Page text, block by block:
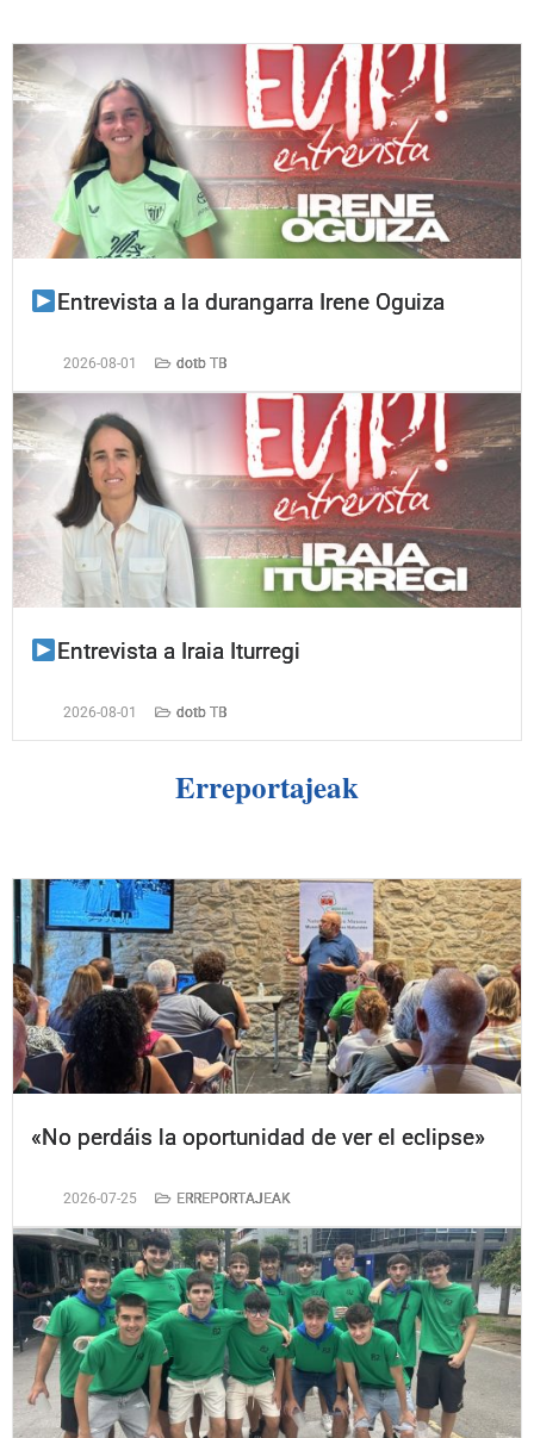
Entrevista a la durangarra Irene Oguiza
2026-08-01 dotb TB
Entrevista a Iraia Iturregi
2026-08-01 dotb TB
Erreportajeak
«No perdáis la oportunidad de ver el eclipse»
2026-07-25 ERREPORTAJEAK